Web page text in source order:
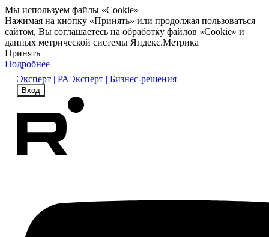
Мы используем файлы «Cookie»
Нажимая на кнопку «Принять» или продолжая пользоваться
сайтом, Вы соглашаетесь на обработку файлов «Cookie» и
данных метрической системы Яндекс.Метрика
Принять
Подробнее
Эксперт | РАЭксперт | Бизнес-решения
Вход